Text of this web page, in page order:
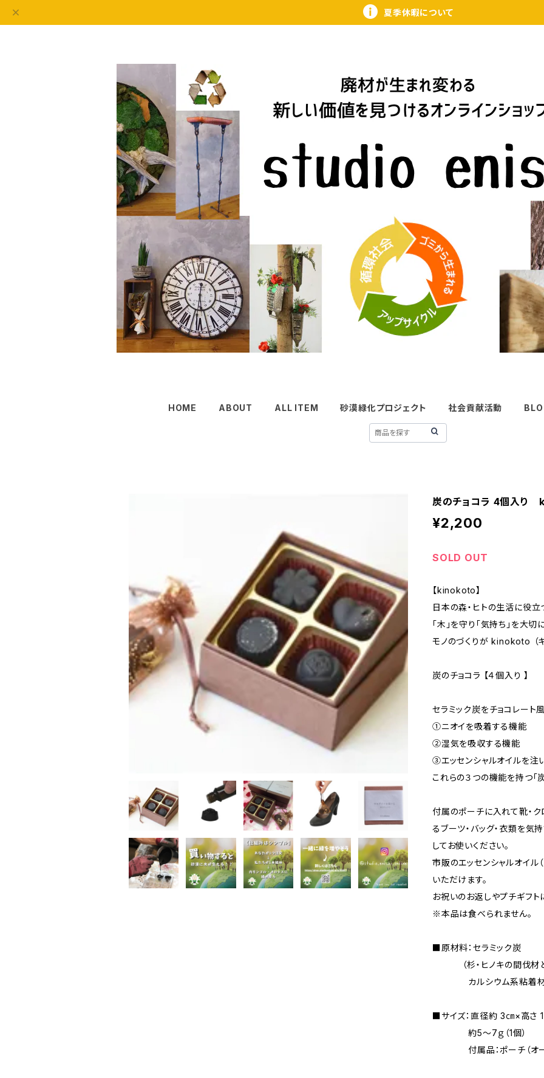
夏季休暇について
HOME ABOUT ALL ITEM 砂漠緑化プロジェクト 社会貢献活動
炭のチョコラ 4個入り
¥2,200
SOLD OUT
【kinokoto】
日本の森・ヒトの生活に役立
「木」を守り「気持ち」を大
モノのづくりが kinokoto （キ
炭のチョコラ 【４個入り 】
セラミック炭をチョコレート
①ニオイを吸着する機能
②湿気を吸収する機能
③エッセンシャルオイルを注
これらの３つの機能を持つ「
付属のポーチに入れて靴・ク
るブーツ・バッグ・衣類を気
してお使いください。
市販のエッセンシャルオイル
いただけます。
お祝いのお返しやプチギフト
※本品は食べられません。
■原材料：セラミック炭
（杉・ヒノキの間伐材と
カルシウム系粘着
■サイズ：直径約 3㎝×高さ
約5～7ｇ（1個）
付属品：ポーチ（オー